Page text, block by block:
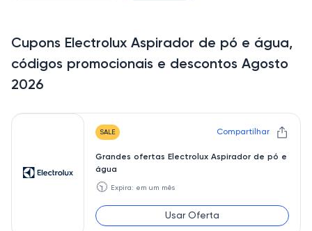
Cupons Electrolux Aspirador de pó e água,
códigos promocionais e descontos Agosto
2026
SALE Compartilhar
Grandes ofertas Electrolux Aspirador de pó e
água
🕥 Expira: em um mês
Usar Oferta